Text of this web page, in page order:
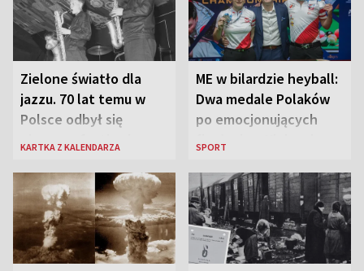
Zielone światło dla
jazzu. 70 lat temu w
Polsce odbył się
pierwszy festiwal
KARTKA Z KALENDARZA
ME w bilardzie heyball:
Dwa medale Polaków
po emocjonujących
finałach w Kielcach
SPORT